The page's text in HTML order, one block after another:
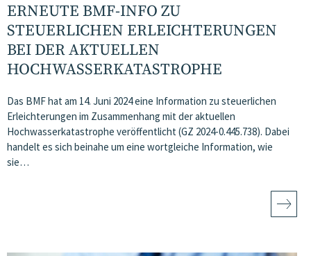
ERNEUTE BMF-INFO ZU
STEUERLICHEN ERLEICHTERUNGEN
BEI DER AKTUELLEN
HOCHWASSERKATASTROPHE
Das BMF hat am 14. Juni 2024 eine Information zu steuerlichen
Erleichterungen im Zusammenhang mit der aktuellen
Hochwasserkatastrophe veröffentlicht (GZ 2024-0.445.738). Dabei
handelt es sich beinahe um eine wortgleiche Information, wie
sie…